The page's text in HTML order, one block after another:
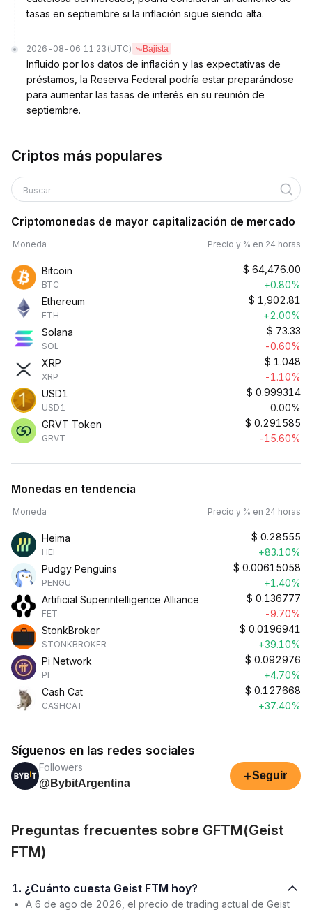
tasas en septiembre si la inflación sigue siendo alta.
2026-08-06 11:23 (UTC) Bajista
Influido por los datos de inflación y las expectativas de
préstamos, la Reserva Federal podría estar preparándose
para aumentar las tasas de interés en su reunión de
septiembre.
Criptos más populares
Buscar
Criptomonedas de mayor capitalización de mercado
Moneda Precio y % en 24 horas
Bitcoin
BTC
$ 64,476.00
+0.80%
Ethereum
ETH
$ 1,902.81
+2.00%
Solana
SOL
$ 73.33
-0.60%
XRP
XRP
$ 1.048
-1.10%
USD1
USD1
$ 0.999314
0.00%
GRVT Token
GRVT
$ 0.291585
-15.60%
Monedas en tendencia
Moneda Precio y % en 24 horas
Heima
HEI
$ 0.28555
+83.10%
Pudgy Penguins
PENGU
$ 0.00615058
+1.40%
Artificial Superintelligence Alliance
FET
$ 0.136777
-9.70%
StonkBroker
STONKBROKER
$ 0.0196941
+39.10%
Pi Network
PI
$ 0.092976
+4.70%
Cash Cat
CASHCAT
$ 0.127668
+37.40%
Síguenos en las redes sociales
Followers
@BybitArgentina
+Seguir
Preguntas frecuentes sobre GFTM(Geist
FTM)
1. ¿Cuánto cuesta Geist FTM hoy?
A 6 de ago de 2026, el precio de trading actual de Geist